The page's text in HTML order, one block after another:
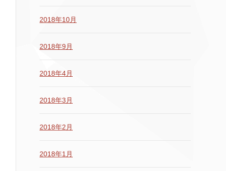
2018年10月
2018年9月
2018年4月
2018年3月
2018年2月
2018年1月